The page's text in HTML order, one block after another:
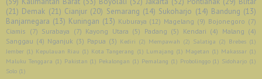
(21) Demak (21) Cianjur (20) Semarang (14) Sukoharjo (14) Bandung (13)
Banjarnegara (13) Kuningan (13) Kuburaya (12) Magelang (9) Bojonegoro (7)
Ciamis (7) Surabaya (7) Kayong Utara (5) Padang (5) Kendari (4) Malang (4)
Sanggau (4) Nganjuk (3) Papua (3) Kediri (2) Mempawah (2) Salatiga (2) Brebes (1)
Jember (1) Kepulauan Riau (1) Kota Tangerang (1) Lumajang (1) Magetan (1) Makassar (1)
Maluku Tenggara (1) Pakistan (1) Pekalongan (1) Pemalang (1) Probolinggo (1) Sidoharjo (1)
Solo (1)